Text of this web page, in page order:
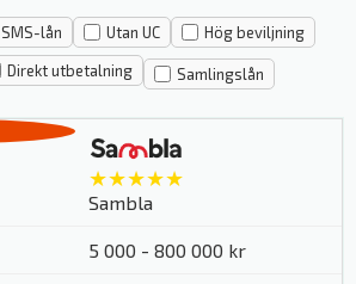
SMS-lån Utan UC Hög beviljning
Direkt utbetalning Samlingslån
★★★★★
Sambla
5 000 - 800 000 kr